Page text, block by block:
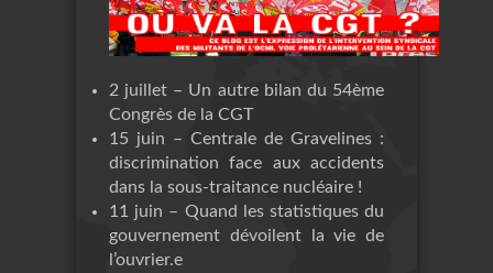
2 juillet – Un autre bilan du 54ème
Congrès de la CGT
15 juin – Centrale de Gravelines :
discrimination face aux accidents
dans la sous-traitance nucléaire !
11 juin – Quand les statistiques du
gouvernement dévoilent la vie de
l’ouvrier.e